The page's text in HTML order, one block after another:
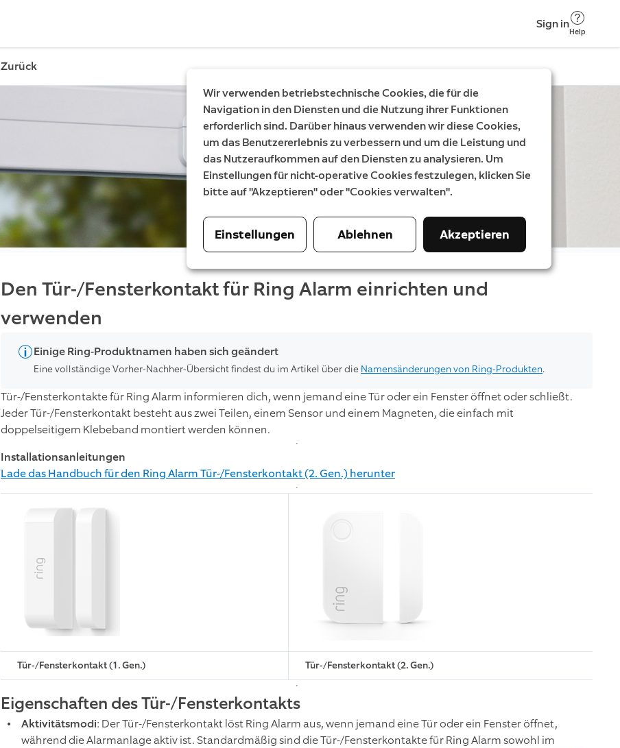
Sign in
Help
Zurück
Den Tür-/Fensterkontakt für Ring Alarm einrichten und
verwenden
Einige Ring-Produktnamen haben sich geändert
Eine vollständige Vorher-Nachher-Übersicht findest du im Artikel über die Namensänderungen von Ring-Produkten.
Tür-/Fensterkontakte für Ring Alarm informieren dich, wenn jemand eine Tür oder ein Fenster öffnet oder schließt.
Jeder Tür-/Fensterkontakt besteht aus zwei Teilen, einem Sensor und einem Magneten, die einfach mit
doppelseitigem Klebeband montiert werden können.
Installationsanleitungen
Lade das Handbuch für den Ring Alarm Tür-/Fensterkontakt (2. Gen.) herunter
Tür-/Fensterkontakt (1. Gen.) Tür-/Fensterkontakt (2. Gen.)
Eigenschaften des Tür-/Fensterkontakts
Aktivitätsmodi: Der Tür-/Fensterkontakt löst Ring Alarm aus, wenn jemand eine Tür oder ein Fenster öffnet,
während die Alarmanlage aktiv ist. Standardmäßig sind die Tür-/Fensterkontakte für Ring Alarm sowohl im
Wir verwenden betriebstechnische Cookies, die für die
Navigation in den Diensten und die Nutzung ihrer Funktionen
erforderlich sind. Darüber hinaus verwenden wir diese Cookies,
um das Benutzererlebnis zu verbessern und um die Leistung und
das Nutzeraufkommen auf den Diensten zu analysieren. Um
Einstellungen für nicht-operative Cookies festzulegen, klicken Sie
bitte auf "Akzeptieren" oder "Cookies verwalten".
Einstellungen Ablehnen Akzeptieren